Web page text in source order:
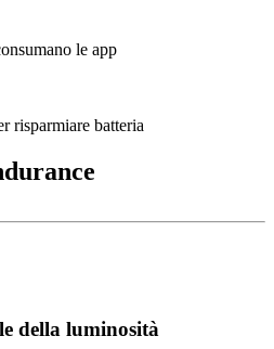
le app
risparmiare batteria
della luminosità